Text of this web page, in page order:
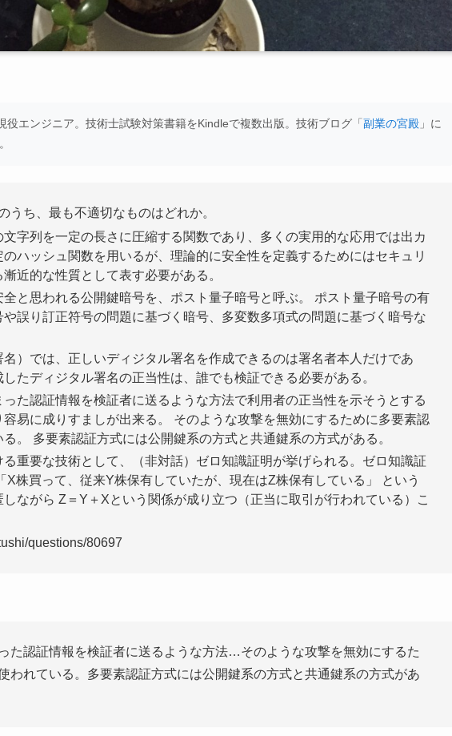
役エンジニア。技術士試験対策書籍をKindleで複数出版。技術ブログ「副業の宮殿 」に
うち、最も不適切なものはどれか。
字列を一定の長さに圧縮する関数であり、多くの実用的な応用では出カ
ハッシュ関数を用いるが、理論的に安全性を定義するためにはセキュリ
近的な性質として表す必要がある。
と思われる公開鍵暗号を、ポスト量子暗号と呼ぶ。 ポスト量子暗号の有
誤り訂正符号の問題に基づく暗号、多変数多項式の問題に基づく暗号な
）では、正しいディジタル署名を作成できるのは署名者本人だけであ
たディジタル署名の正当性は、誰でも検証できる必要がある。
た認証情報を検証者に送るような方法で利用者の正当性を示そうとする
易に成りすましが出来る。 そのような攻撃を無効にするために多要素認
。 多要素認証方式には公開鍵系の方式と共通鍵系の方式がある。
重要な技術として、（非対話）ゼロ知識証明が挙げられる。ゼロ知識証
X株買って、従来Y株保有していたが、現在はZ株保有している」 という
ながら Z＝Y＋Xという関係が成り立つ（正当に取引が行われている）こ
questions/80697
た認証情報を検証者に送るような方法…そのような攻撃を無効にするた
われている。多要素認証方式には公開鍵系の方式と共通鍵系の方式があ